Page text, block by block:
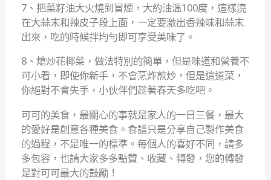
7、把菜籽油大火燒到冒煙，大約油溫100度，這樣澆
在大蒜末和辣皮子段上面，一定要激出香辣味和蒜末
出來，吃的時候拌均勻即可享受美味了。
8、熗炒花椰菜，做法特別的簡單，但是味道和營養不
可小看，即使你新手，不會烹炸煎炒，但是這道菜，
你絕對不會失手，小伙伴們趁著春天多吃吧。
可可的美食，最關心的事就是家人的一日三餐，最大
的愛好是創意各種美食。食譜只是分享自己製作美食
的過程，不是唯一的標準。每個人的喜好不同，請多
多包容，也請大家多多點贊、收藏、轉發，您的轉發
是對可可最大的鼓勵！